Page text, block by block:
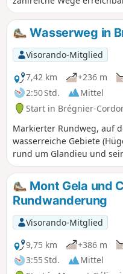
durchziehen. Die hier
Rundwanderung führt
Waldwege von der Route
diesen Zielen.
Wasserweg in
Visorando-Mitglied
7,42 km
+236 m
2:50 Std.
Mittel
Start in Brégnier-
Markierter Rundweg, auf
wasserreiche Gebiete
rund um Glandieu und
erkunden kann. Einige Wege sind nicht
gepflegt, siehe Hinweise.
Mont Gela und
Rundwanderung
Visorando-Mitglied
9,75 km
+386 m
3:55 Std.
Mittel